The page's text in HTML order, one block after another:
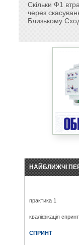
Скільки Ф1
через
Близькому
НАЙБЛИЖЧІ
практика 1
кваліфікація спринт
СПРИНТ